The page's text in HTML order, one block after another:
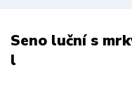
Seno luční s
l